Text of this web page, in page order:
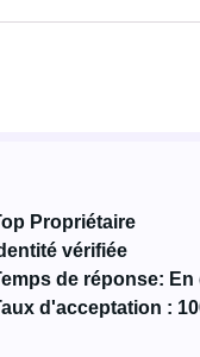
Propriétaire
vérifiée
de réponse:
d'acceptation :